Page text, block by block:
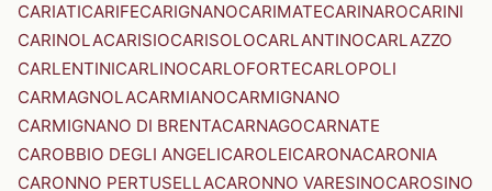
CARIATICARIFECARIGNANOCARIMATECARINAROCARINI
CARINOLACARISIOCARISOLOCARLANTINOCARLAZZO
CARLENTINICARLINOCARLOFORTECARLOPOLI
CARMAGNOLACARMIANOCARMIGNANO
CARMIGNANO DI BRENTACARNAGOCARNATE
CAROBBIO DEGLI ANGELICAROLEICARONACARONIA
CARONNO PERTUSELLACARONNO VARESINOCAROSINO